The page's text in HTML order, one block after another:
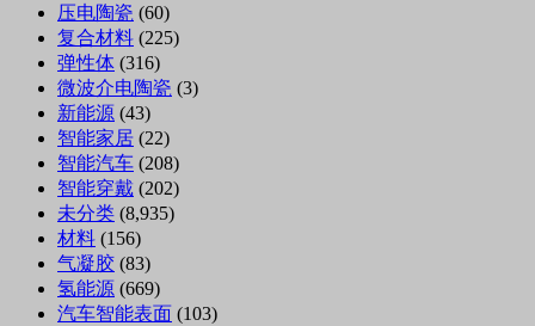
压电陶瓷 (60)
复合材料 (225)
弹性体 (316)
微波介电陶瓷 (3)
新能源 (43)
智能家居 (22)
智能汽车 (208)
智能穿戴 (202)
未分类 (8,935)
材料 (156)
气凝胶 (83)
氢能源 (669)
汽车智能表面 (103)